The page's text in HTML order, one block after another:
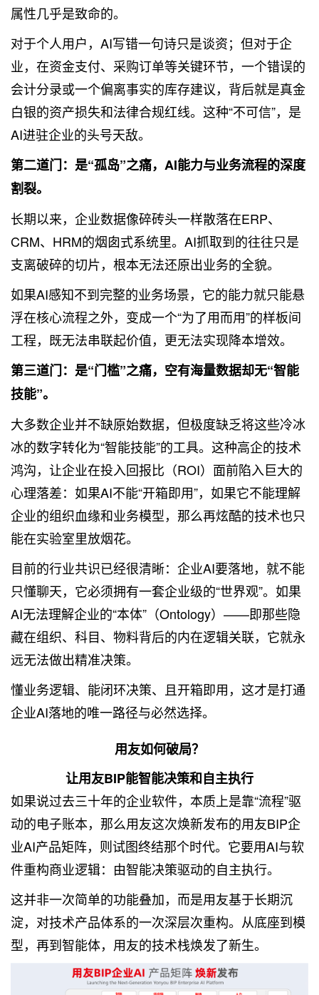
属性几乎是致命的。
对于个人用户，AI写错一句诗只是谈资；但对于企
业，在资金支付、采购订单等关键环节，一个错误的
会计分录或一个偏离事实的库存建议，背后就是真金
白银的资产损失和法律合规红线。这种“不可信”，是
AI进驻企业的头号天敌。
第二道门：是“孤岛”之痛，AI能力与业务流程的深度
割裂。
长期以来，企业数据像碎砖头一样散落在ERP、
CRM、HRM的烟囱式系统里。AI抓取到的往往只是
支离破碎的切片，根本无法还原出业务的全貌。
如果AI感知不到完整的业务场景，它的能力就只能悬
浮在核心流程之外，变成一个“为了用而用”的样板间
工程，既无法串联起价值，更无法实现降本增效。
第三道门：是“门槛”之痛，空有海量数据却无“智能
技能”。
大多数企业并不缺原始数据，但极度缺乏将这些冷冰
冰的数字转化为“智能技能”的工具。这种高企的技术
鸿沟，让企业在投入回报比（ROI）面前陷入巨大的
心理落差：如果AI不能“开箱即用”，如果它不能理解
企业的组织血缘和业务模型，那么再炫酷的技术也只
能在实验室里放烟花。
目前的行业共识已经很清晰：企业AI要落地，就不能
只懂聊天，它必须拥有一套企业级的“世界观”。如果
AI无法理解企业的“本体”（Ontology）——即那些隐
藏在组织、科目、物料背后的内在逻辑关联，它就永
远无法做出精准决策。
懂业务逻辑、能闭环决策、且开箱即用，这才是打通
企业AI落地的唯一路径与必然选择。
用友如何破局？
让用友BIP能智能决策和自主执行
如果说过去三十年的企业软件，本质上是靠“流程”驱
动的电子账本，那么用友这次焕新发布的用友BIP企
业AI产品矩阵，则试图终结那个时代。它要用AI与软
件重构商业逻辑：由智能决策驱动的自主执行。
这并非一次简单的功能叠加，而是用友基于长期沉
淀，对技术产品体系的一次深层次重构。从底座到模
型，再到智能体，用友的技术栈焕发了新生。